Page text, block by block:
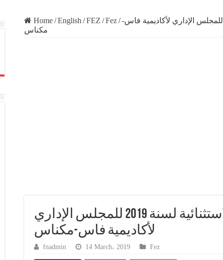
Home/English /FEZ /Fez/تفاصيل الدورة الاستثنائية لسنة 2019 للمجلس الإداري لأكاديمية فاس-
مكناس
تفاصيل الدورة الاستثنائية لسنة 2019 للمجلس الإداري
لأكاديمية فاس-مكناس
fnadmin 14 March، 2019 Fez